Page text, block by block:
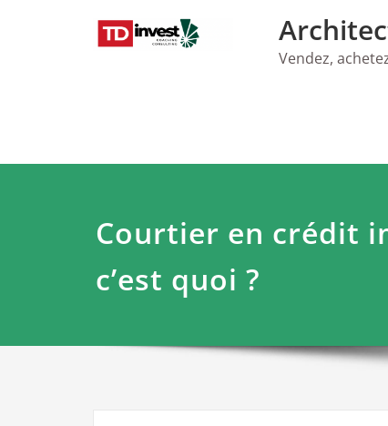
Vendez,
Courtier en crédit
c’est quoi ?